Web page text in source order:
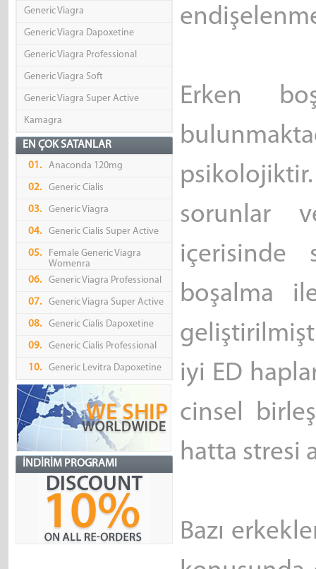
Generic Viagra
Generic Viagra Dapoxetine
Generic Viagra Professional
Generic Viagra Soft
Generic Viagra Super Active
Kamagra
EN ÇOK SATANLAR
01. Anaconda 120mg
02. Generic Cialis
03. Generic Viagra
04. Generic Cialis Super Active
05.
Female Generic Viagra
Womenra
06.
Generic Viagra Professional
07. Generic Viagra Super Active
08. Generic Cialis Dapoxetine
09. Generic Cialis Professional
10. Generic Levitra Dapoxetine
İNDIRIM PROGRAMI
Erken
sorunlar
içerisinde
boşalma
iyi ED
cinsel
hatta stresi
Bazı